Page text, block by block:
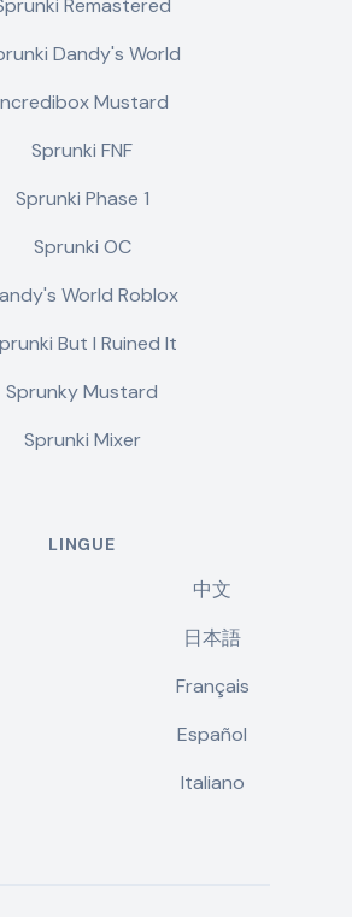
Remastered
Dandy's World
Mustard
Sprunki FNF
Sprunki Phase 1
Sprunki OC
World Roblox
But I Ruined It
Sprunky Mustard
Sprunki Mixer
LINGUE
中文
日本語
Français
Español
Italiano